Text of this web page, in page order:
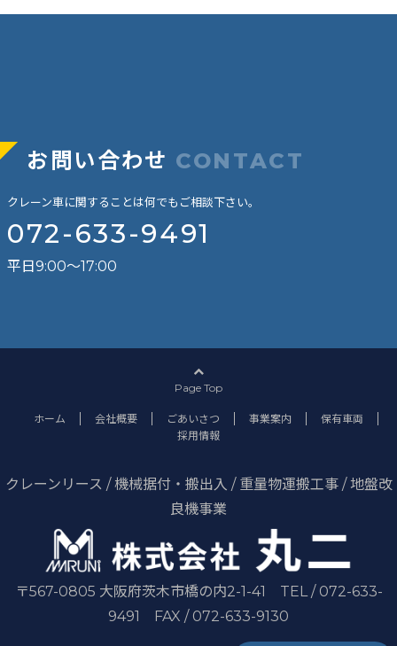
お問い合わせ CONTACT
クレーン車に関することは何でもご相談下さい。
072-633-9491
平日9:00～17:00
Page Top
ホーム 会社概要 ごあいさつ 事業案内
保有車両
採用情報
クレーンリース / 機械据付・搬出入 / 重量物運搬工事 / 地盤改
良機事業
〒567-0805 大阪府茨木市橋の内2-1-41 TEL / 072-633-
9491 FAX / 072-633-9130